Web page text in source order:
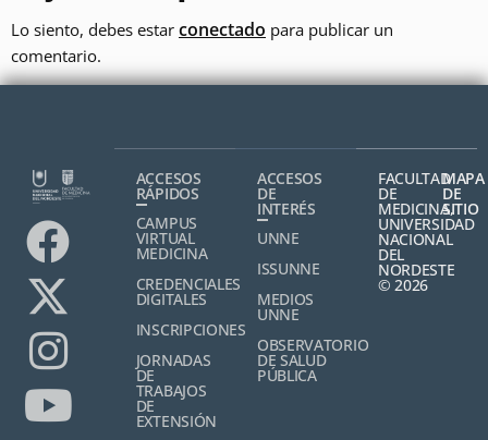
Lo siento, debes estar conectado para publicar un
comentario.
ACCESOS
RÁPIDOS
CAMPUS
VIRTUAL
MEDICINA
CREDENCIALES
DIGITALES
INSCRIPCIONES
JORNADAS
DE
TRABAJOS
DE
EXTENSIÓN
ACCESOS
DE
INTERÉS
UNNE
ISSUNNE
MEDIOS
UNNE
OBSERVATORIO
DE SALUD
PÚBLICA
FACULTAD
DE
MEDICINA,
UNIVERSIDAD
NACIONAL
DEL
NORDESTE
© 2026
MAPA
DE
SITIO